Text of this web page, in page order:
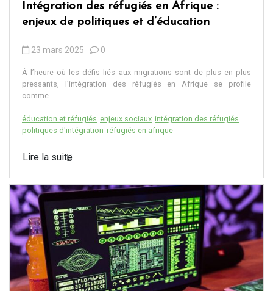
Intégration des réfugiés en Afrique :
enjeux de politiques et d’éducation
23 mars 2025 0
À l’heure où les défis liés aux migrations sont de plus en plus
pressants, l’intégration des réfugiés en Afrique se profile
comme...
éducation et réfugiés enjeux sociaux intégration des réfugiés
politiques d'intégration réfugiés en afrique
Lire la suite